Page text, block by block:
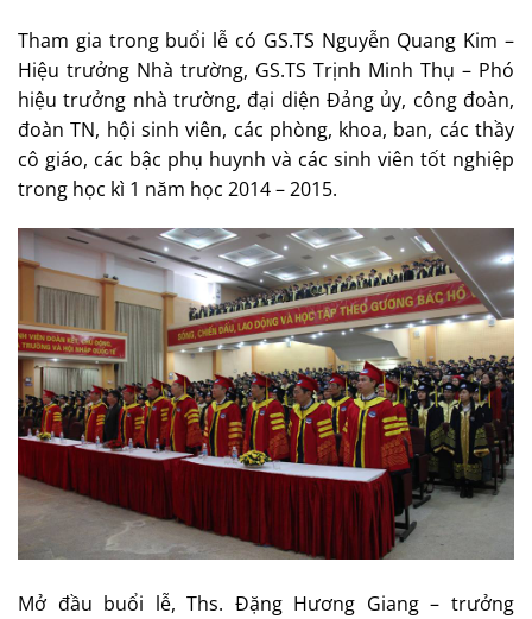
Tham gia trong buổi lễ có GS.TS Nguyễn Quang Kim –
Hiệu trưởng Nhà trường, GS.TS Trịnh Minh Thụ – Phó
hiệu trưởng nhà trường, đại diện Đảng ủy, công đoàn,
đoàn TN, hội sinh viên, các phòng, khoa, ban, các thầy
cô giáo, các bậc phụ huynh và các sinh viên tốt nghiệp
trong học kì 1 năm học 2014 – 2015.
Mở đầu buổi lễ, Ths. Đặng Hương Giang – trưởng